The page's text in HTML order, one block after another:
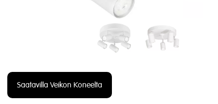
Saatavilla Veikon Koneelta